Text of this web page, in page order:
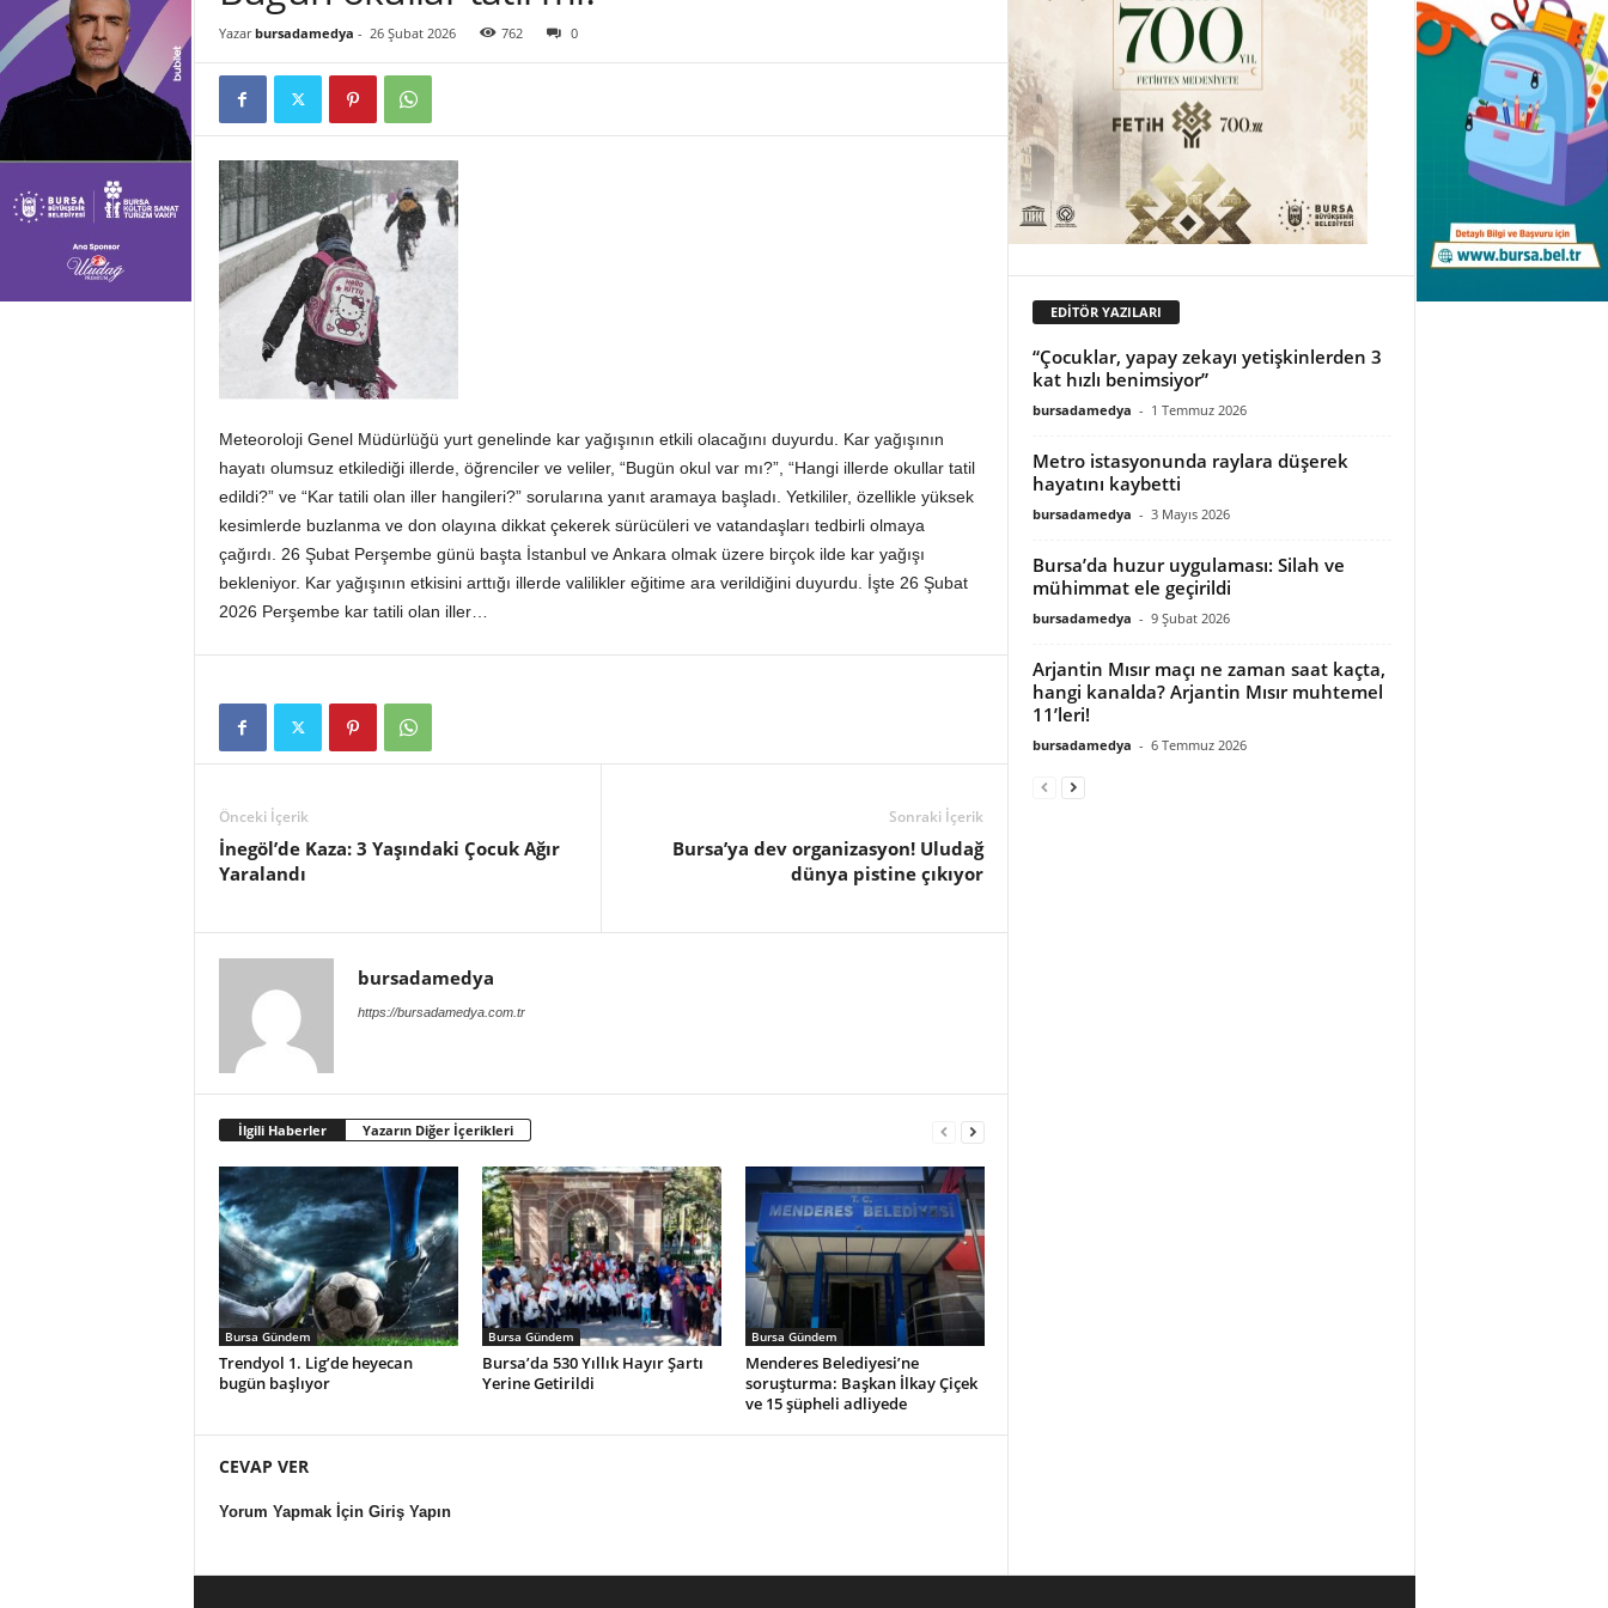
Yazar bursadamedya - 26 Şubat 2026 762 0
Meteoroloji Genel Müdürlüğü yurt genelinde kar yağışının etkili olacağını duyurdu. Kar yağışının
hayatı olumsuz etkilediği illerde, öğrenciler ve veliler, “Bugün okul var mı?”, “Hangi illerde okullar tatil
edildi?” ve “Kar tatili olan iller hangileri?” sorularına yanıt aramaya başladı. Yetkililer, özellikle yüksek
kesimlerde buzlanma ve don olayına dikkat çekerek sürücüleri ve vatandaşları tedbirli olmaya
çağırdı. 26 Şubat Perşembe günü başta İstanbul ve Ankara olmak üzere birçok ilde kar yağışı
bekleniyor. Kar yağışının etkisini arttığı illerde valilikler eğitime ara verildiğini duyurdu. İşte 26 Şubat
2026 Perşembe kar tatili olan iller…
Önceki İçerik
İnegöl’de Kaza: 3 Yaşındaki Çocuk Ağır
Yaralandı
Sonraki İçerik
Bursa’ya dev organizasyon! Uludağ
dünya pistine çıkıyor
bursadamedya
https://bursadamedya.com.tr
İlgili Haberler Yazarın Diğer İçerikleri
Bursa Gündem
Trendyol 1. Lig’de heyecan
bugün başlıyor
Bursa Gündem
Bursa’da 530 Yıllık Hayır Şartı
Yerine Getirildi
Bursa Gündem
Menderes Belediyesi’ne
soruşturma: Başkan İlkay Çiçek
ve 15 şüpheli adliyede
CEVAP VER
Yorum Yapmak İçin Giriş Yapın
EDİTÖR YAZILARI
“Çocuklar, yapay zekayı yetişkinlerden 3
kat hızlı benimsiyor”
bursadamedya - 1 Temmuz 2026
Metro istasyonunda raylara düşerek
hayatını kaybetti
bursadamedya - 3 Mayıs 2026
Bursa’da huzur uygulaması: Silah ve
mühimmat ele geçirildi
bursadamedya - 9 Şubat 2026
Arjantin Mısır maçı ne zaman saat kaçta,
hangi kanalda? Arjantin Mısır muhtemel
11’leri!
bursadamedya - 6 Temmuz 2026